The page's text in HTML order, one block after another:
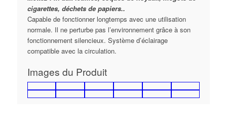
cigarettes, déchets de papiers..
Capable de fonctionner longtemps avec une utilisation
normale. Il ne perturbe pas l’environnement grâce à son
fonctionnement silencieux. Système d’éclairage
compatible avec la circulation.
Images du Produit